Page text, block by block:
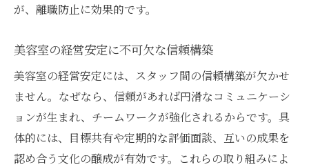
が、離職防止に効果的です。
美容室の経営安定に不可欠な信頼構築
美容室の経営安定には、スタッフ間の信頼構築が欠かせ
ません。なぜなら、信頼があれば円滑なコミュニケーシ
ョンが生まれ、チームワークが強化されるからです。具
体的には、目標共有や定期的な評価面談、互いの成果を
認め合う文化の醸成が有効です。これらの取り組みによ